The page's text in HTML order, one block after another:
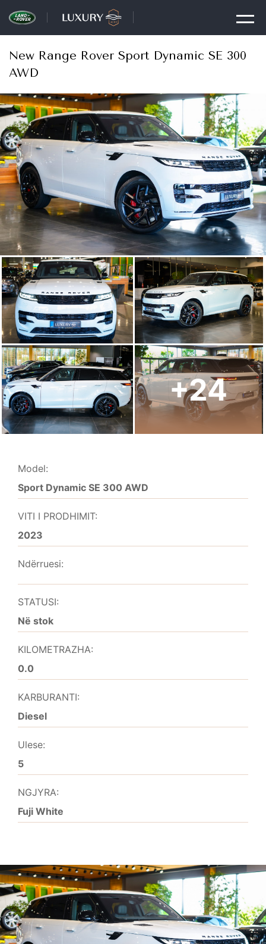
New Range Rover Sport Dynamic SE 300
AWD
+24
Model:
Sport Dynamic SE 300 AWD
VITI I PRODHIMIT:
2023
Ndërruesi:
STATUSI:
Në stok
KILOMETRAZHA:
0.0
KARBURANTI:
Diesel
Ulese:
5
NGJYRA:
Fuji White